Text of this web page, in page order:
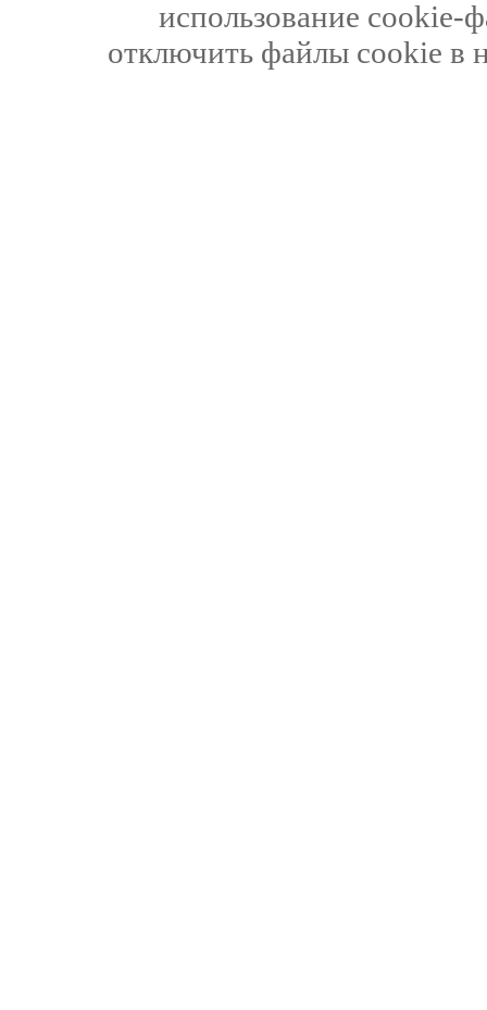
использование cookie-
отключить файлы cookie в